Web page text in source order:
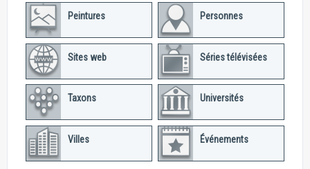
Peintures Personnes
Sites web Séries télévisées
Taxons Universités
Villes Événements